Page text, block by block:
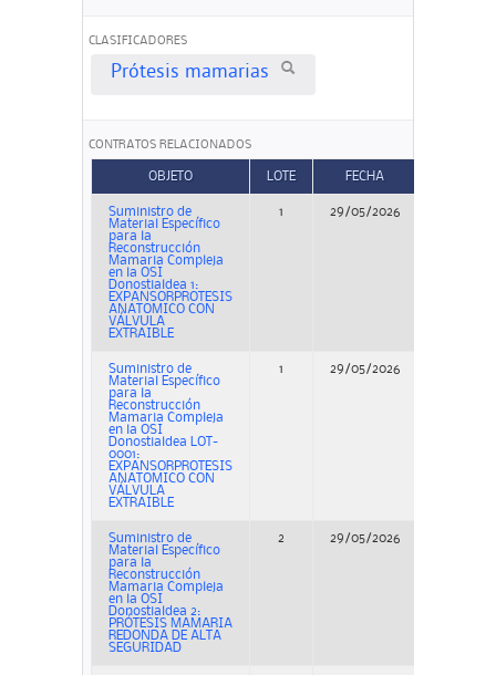
CLASIFICADORES
Prótesis mamarias
CONTRATOS RELACIONADOS
OBJETO LOTE FECHA
Suministro de
Material Específico
para la
Reconstrucción
Mamaria Compleja
en la OSI
Donostialdea 1:
EXPANSORPROTESIS
ANATOMICO CON
VÁLVULA
EXTRAIBLE
1 29/05/2026
Suministro de
Material Específico
para la
Reconstrucción
Mamaria Compleja
en la OSI
Donostialdea LOT-
0001:
EXPANSORPROTESIS
ANATOMICO CON
VÁLVULA
EXTRAIBLE
1 29/05/2026
Suministro de
Material Específico
para la
Reconstrucción
Mamaria Compleja
en la OSI
Donostialdea 2:
PRÓTESIS MAMARIA
REDONDA DE ALTA
SEGURIDAD
2 29/05/2026